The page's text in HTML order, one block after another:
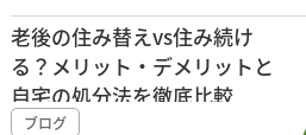
老後の住み替えvs住み続け
る？メリット・デメリットと
自宅の処分法を徹底比較
ブログ